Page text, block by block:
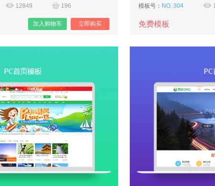
12849 196
立即购买
加入购物车
模板号： NO. 304
免费模板